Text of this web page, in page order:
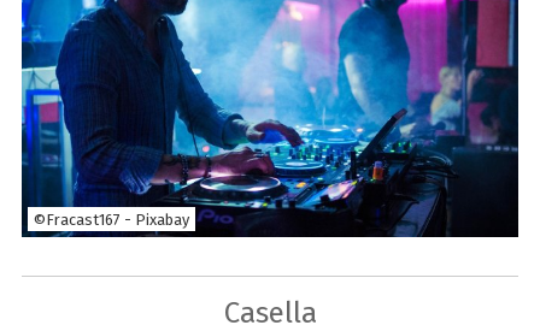
©Fracast167 - Pixabay
Casella